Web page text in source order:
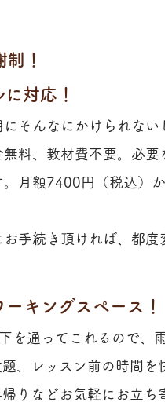
！
対応！
そんなにかけられない
料、教材費不要。必要
月額7400円（税込）
手続き頂ければ、都度
キングスペース！
を通ってこれるので、
、レッスン前の時間を
りなどお気軽にお立ち